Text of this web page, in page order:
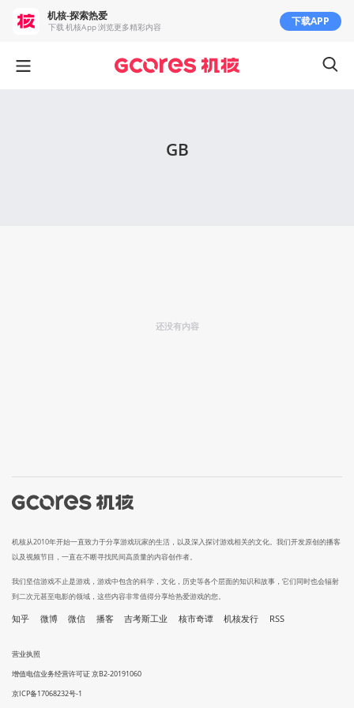
GB
还没有内容
机核从2010年开始一直致力于分享游戏玩家的生活，以及深入探讨游戏相关的文化。我们开发原创的播客
以及视频节目，一直在不断寻找民间高质量的内容创作者。
我们坚信游戏不止是游戏，游戏中包含的科学，文化，历史等各个层面的知识和故事，它们同时也会辐射
到二次元甚至电影的领域，这些内容非常值得分享给热爱游戏的您。
知乎 微博 微信 播客 吉考斯工业 核市奇谭 机核发行 RSS
营业执照
增值电信业务经营许可证 京B2-20191060
京ICP备17068232号-1
机核-探索热爱
下载 机核App 浏览更多精彩内容 下载APP